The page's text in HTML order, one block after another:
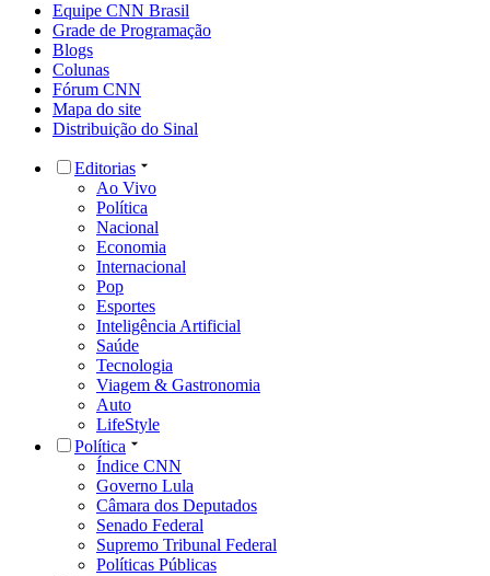
Equipe CNN Brasil
Grade de Programação
Blogs
Colunas
Fórum CNN
Mapa do site
Distribuição do Sinal
Editorias
Ao Vivo
Política
Nacional
Economia
Internacional
Pop
Esportes
Inteligência Artificial
Saúde
Tecnologia
Viagem & Gastronomia
Auto
LifeStyle
Política
Índice CNN
Governo Lula
Câmara dos Deputados
Senado Federal
Supremo Tribunal Federal
Políticas Públicas